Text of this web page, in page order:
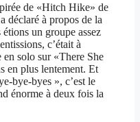
de «Hitch Hike» de
déclaré à propos de la
un groupe assez
c’était à
en solo sur «There She
en plus lentement. Et
bye-byes », c’est le
énorme à deux fois la